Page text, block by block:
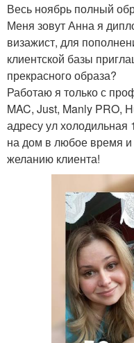
Весь ноябрь полный
Меня зовут Анна я
визажист, для
клиентской базы
прекрасного образа?
Работаю я только с
MAC, Just, Manly PRO,
адресу ул
на дом в любое время
желанию клиента!